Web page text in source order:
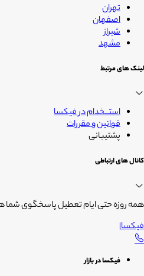
تهران
اصفهان
شیراز
مشهد
لینک های مرتبط
استــخدام در فیکسا
قوانین و مقررات
پشتیبانی
کانال های ارتباطی
همه روزه حتی ایام تعطیل پاسخگوی شما
فیکسا|
فیکسا در بازار